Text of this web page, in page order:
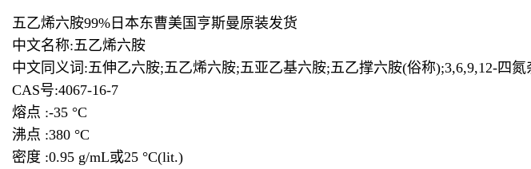
五乙烯六胺99%日本东曹美国亨斯曼原装发货
中文名称:五乙烯六胺
中文同义词:五伸乙六胺;五乙烯六胺;五亚乙基六胺;五乙撑六胺(俗称);3,6,9,12-四
CAS号:4067-16-7
熔点 :-35 °C
沸点 :380 °C
密度 :0.95 g/mL或25 °C(lit.)